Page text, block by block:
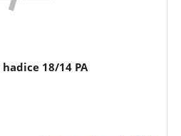
18/14 PA